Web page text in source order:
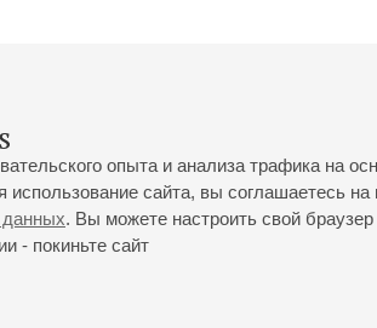
опыта и анализа трафика на
сайта, вы соглашаетесь
данных. Вы можете настроить свой
- покиньте сайт
кассы Большого зала: с 11:00 до 20:30